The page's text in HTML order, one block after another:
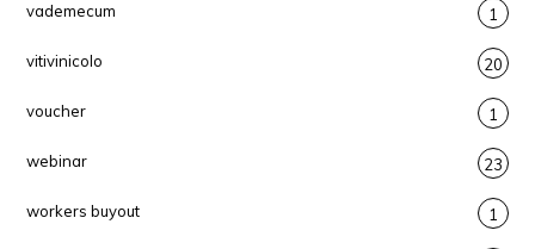
vademecum 1
vitivinicolo 20
voucher 1
webinar 23
workers buyout 1